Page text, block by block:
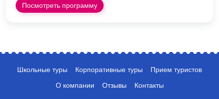
Посмотреть программу
Школьные туры Корпоративные туры
Прием туристов
О компании
Отзывы Контакты